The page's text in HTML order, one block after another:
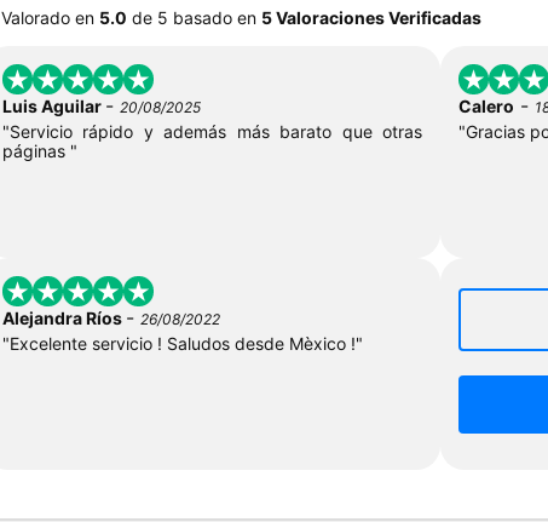
Valorado en 5.0 de 5 basado en 5 Valoraciones Verificadas
Luis Aguilar - 20/08/2025
"Servicio rápido y además más barato que otras
páginas "
Calero -
"Gracias
Alejandra Ríos - 26/08/2022
"Excelente servicio ! Saludos desde Mèxico !"